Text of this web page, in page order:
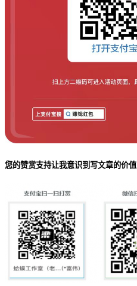
您的赞赏支持让我意识到写文章的价值